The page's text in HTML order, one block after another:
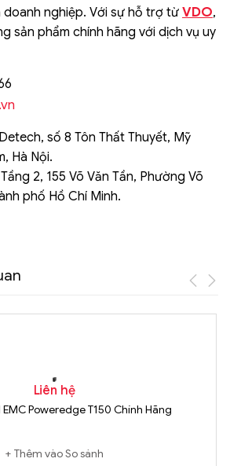
nghiệp. Với sự hỗ trợ từ VDO,
sản phẩm chính hãng với dịch vụ uy
số 8 Tôn Thất Thuyết, Mỹ
Hà Nội.
2, 155 Võ Văn Tần, Phường Võ
phố Hồ Chí Minh.
Liên hệ
Poweredge T150 Chính Hãng
Thêm vào So sánh